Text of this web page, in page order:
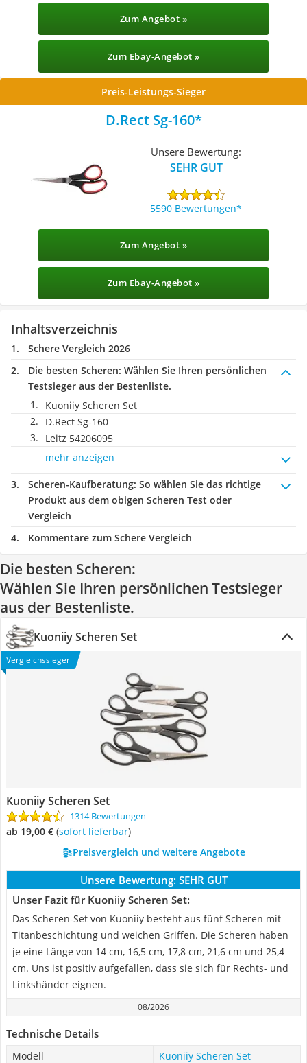
Zum Angebot »
Zum Ebay-Angebot »
Preis-Leistungs-Sieger
D.Rect Sg-160
Unsere Bewertung:
SEHR GUT
5590 Bewertungen
Zum Angebot »
Zum Ebay-Angebot »
Inhaltsverzeichnis
Schere Vergleich 2026
Die besten Scheren: Wählen Sie Ihren persönlichen
Testsieger aus der Bestenliste.
Kuoniiy Scheren Set
D.Rect Sg-160
Leitz 54206095
mehr anzeigen
Scheren-Kaufberatung: So wählen Sie das richtige
Produkt aus dem obigen Scheren Test oder
Vergleich
Kommentare zum Schere Vergleich
Die besten Scheren:
Wählen Sie Ihren persönlichen Testsieger
aus der Bestenliste.
Kuoniiy Scheren Set
Vergleichssieger
Kuoniiy Scheren Set
1314 Bewertungen
ab 19,00 € ( Sofort lieferbar)
Preisvergleich und weitere Angebote
Unsere Bewertung: SEHR GUT
Unser Fazit für Kuoniiy Scheren Set:
Das Scheren-Set von Kuoniiy besteht aus fünf Scheren mit
Titanbeschichtung und weichen Griffen. Die Scheren haben
je eine Länge von 14 cm, 16,5 cm, 17,8 cm, 21,6 cm und 25,4
cm. Uns ist positiv aufgefallen, dass sie sich für Rechts- und
Linkshänder eignen.
08/2026
Technische Details
Modell Kuoniiy Scheren Set